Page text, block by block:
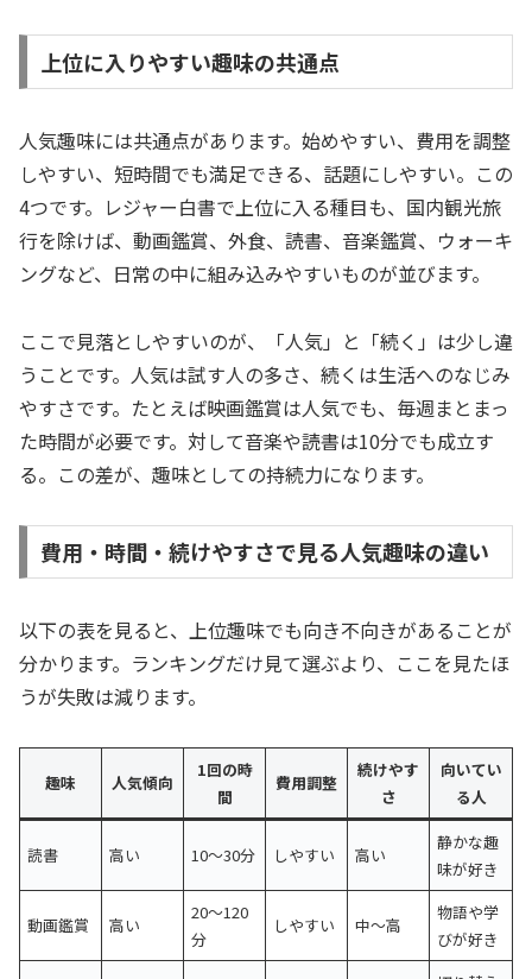
上位に入りやすい趣味の共通点
人気趣味には共通点があります。始めやすい、費用を調整
しやすい、短時間でも満足できる、話題にしやすい。この
4つです。レジャー白書で上位に入る種目も、国内観光旅
行を除けば、動画鑑賞、外食、読書、音楽鑑賞、ウォーキ
ングなど、日常の中に組み込みやすいものが並びます。
ここで見落としやすいのが、「人気」と「続く」は少し違
うことです。人気は試す人の多さ、続くは生活へのなじみ
やすさです。たとえば映画鑑賞は人気でも、毎週まとまっ
た時間が必要です。対して音楽や読書は10分でも成立す
る。この差が、趣味としての持続力になります。
費用・時間・続けやすさで見る人気趣味の違い
以下の表を見ると、上位趣味でも向き不向きがあることが
分かります。ランキングだけ見て選ぶより、ここを見たほ
うが失敗は減ります。
趣味 人気傾向
1回の時
間
費用調整
続けやす
さ
向いてい
る人
読書 高い 10〜30分 しやすい 高い
静かな趣
味が好き
動画鑑賞 高い
20〜120
分
しやすい 中〜高
物語や学
びが好き